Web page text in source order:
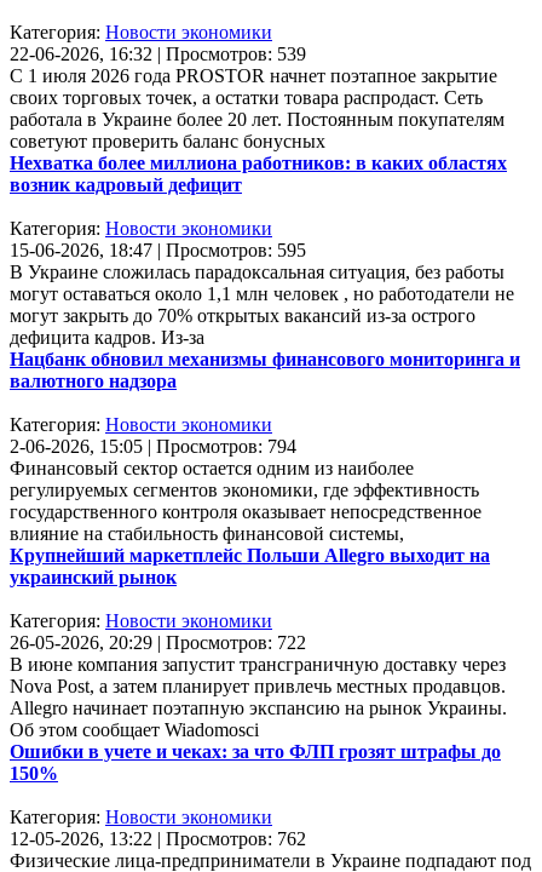
Категория: Новости экономики
22-06-2026, 16:32 | Просмотров: 539
С 1 июля 2026 года PROSTOR начнет поэтапное закрытие
своих торговых точек, а остатки товара распродаст. Сеть
работала в Украине более 20 лет. Постоянным покупателям
советуют проверить баланс бонусных
Нехватка более миллиона работников: в каких областях
возник кадровый дефицит
Категория: Новости экономики
15-06-2026, 18:47 | Просмотров: 595
В Украине сложилась парадоксальная ситуация, без работы
могут оставаться около 1,1 млн человек , но работодатели не
могут закрыть до 70% открытых вакансий из-за острого
дефицита кадров. Из-за
Нацбанк обновил механизмы финансового мониторинга и
валютного надзора
Категория: Новости экономики
2-06-2026, 15:05 | Просмотров: 794
Финансовый сектор остается одним из наиболее
регулируемых сегментов экономики, где эффективность
государственного контроля оказывает непосредственное
влияние на стабильность финансовой системы,
Крупнейший маркетплейс Польши Allegro выходит на
украинский рынок
Категория: Новости экономики
26-05-2026, 20:29 | Просмотров: 722
В июне компания запустит трансграничную доставку через
Nova Post, а затем планирует привлечь местных продавцов.
Allegro начинает поэтапную экспансию на рынок Украины.
Об этом сообщает Wiadomosci
Ошибки в учете и чеках: за что ФЛП грозят штрафы до
150%
Категория: Новости экономики
12-05-2026, 13:22 | Просмотров: 762
Физические лица-предприниматели в Украине подпадают под